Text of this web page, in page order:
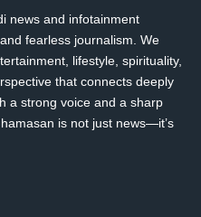
news and infotainment
fearless journalism. We
lifestyle, spirituality,
that connects deeply
a strong voice and a sharp
is not just news—it’s